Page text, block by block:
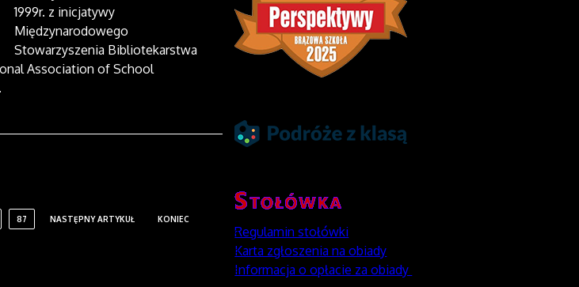
1999r. z inicjatywy
Międzynarodowego
Stowarzyszenia Bibliotekarstwa
Association of School
87 NASTĘPNY ARTYKUŁ KONIEC
Regulamin stołówki
Karta zgłoszenia na obiady
Informacja o opłacie za obiady